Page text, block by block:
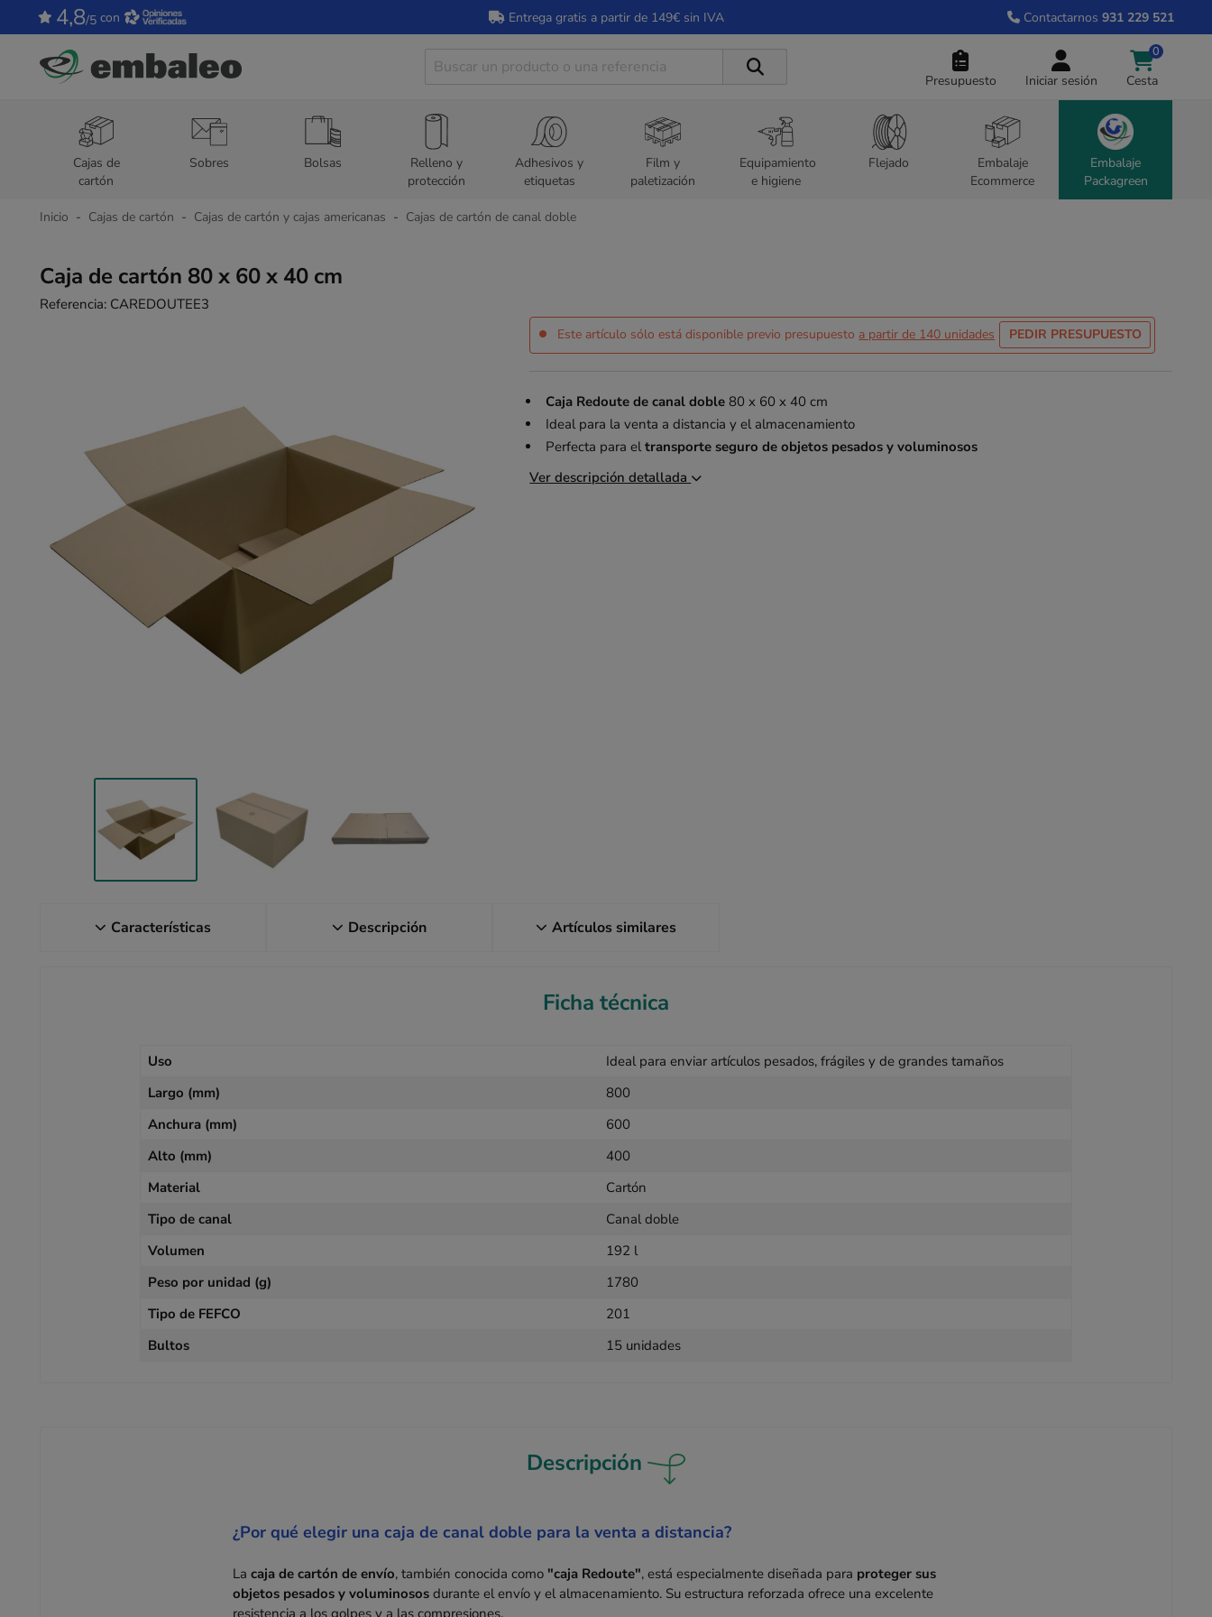
4,8/5 con Entrega gratis a partir de 149€ sin IVA Contactarnos 931 229 521
Presupuesto Iniciar sesión Cesta
0
Cajas de
cartón
Sobres Bolsas
Relleno y
protección
Adhesivos y
etiquetas
Film y
paletización
Equipamiento
e higiene
Flejado
Embalaje
Ecommerce
Embalaje
Packagreen
Inicio Cajas de cartón Cajas de cartón y cajas americanas Cajas de cartón de canal doble
Caja de cartón 80 x 60 x 40 cm
Referencia: CAREDOUTEE3
Este artículo sólo está disponible previo presupuesto a partir de 140 unidades PEDIR PRESUPUESTO
Caja Redoute de canal doble80 x 60 x 40 cm
Ideal para la venta a distancia y el almacenamiento
Perfecta para eltransporte seguro de objetos pesados y voluminosos
Ver descripción detallada
Características Descripción Artículos similares
Ficha técnica
Uso
Ideal para enviar artículos pesados, frágiles y de grandes tamaños
Largo (mm)
800
Anchura (mm)
600
Alto (mm)
400
Material
Cartón
Tipo de canal
Canal doble
Volumen
192 l
Peso por unidad (g)
1780
Tipo de FEFCO
201
Bultos
15 unidades
Descripción
¿Por qué elegir una caja de canal doble para la venta a distancia?
Lacaja de cartón de envío, también conocida como "caja Redoute", está especialmente diseñada para proteger sus
objetos pesados y voluminosos durante el envío y el almacenamiento. Su estructura reforzada ofrece una excelente
resistencia a los golpes y a las compresiones.